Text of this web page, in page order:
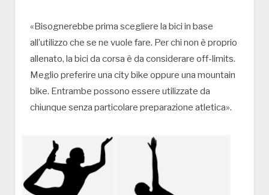
«Bisognerebbe prima scegliere la bici in base
all’utilizzo che se ne vuole fare. Per chi non è proprio
allenato, la bici da corsa è da considerare off-limits.
Meglio preferire una city bike oppure una mountain
bike. Entrambe possono essere utilizzate da
chiunque senza particolare preparazione atletica».